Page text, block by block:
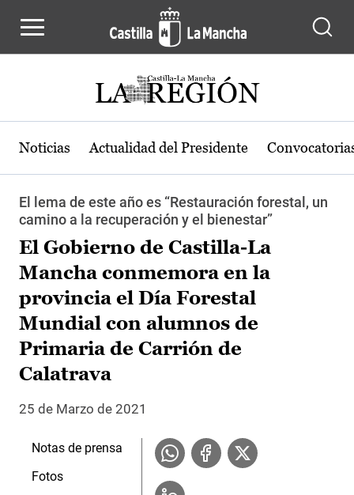
Noticias Actualidad del Presidente
El lema de este año es “Restauración forestal, un
camino a la recuperación y el bienestar”
El Gobierno de Castilla-La
Mancha conmemora en la
provincia el Día Forestal
Mundial con alumnos de
Primaria de Carrión de
Calatrava
25 de Marzo de 2021
Notas de prensa
Fotos